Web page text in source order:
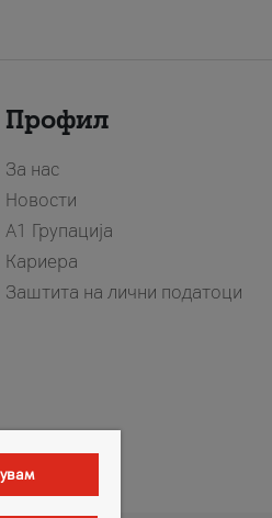
Профил
За нас
Новости
А1 Групација
Кариера
Заштита на лични податоци